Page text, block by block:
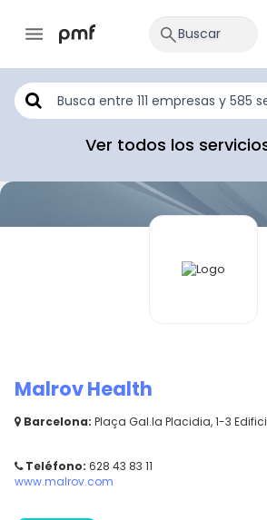
Ver todos los
Malrov Health
Barcelona: Plaça Gal.la Placidia, 1-3
Teléfono: 628 43 83 11
www.malrov.com